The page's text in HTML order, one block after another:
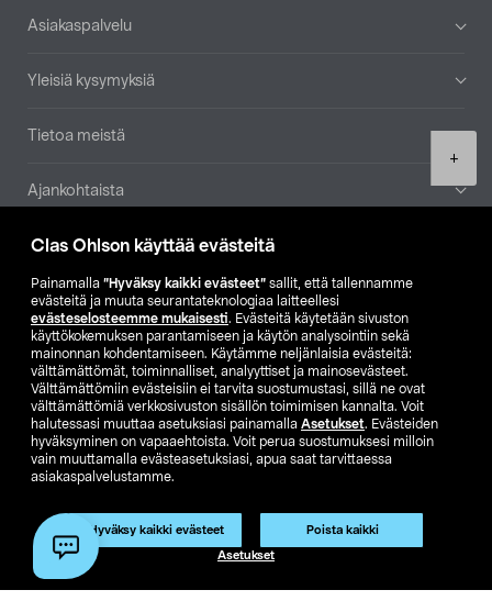
Clas Ohlson käyttää evästeitä
Painamalla ”Hyväksy kaikki evästeet” sallit, että tallennamme
evästeitä ja muuta seurantateknologiaa laitteellesi
evästeselosteemme mukaisesti. Evästeitä käytetään sivuston
käyttökokemuksen parantamiseen ja käytön analysointiin sekä
mainonnan kohdentamiseen. Käytämme neljänlaisia evästeitä:
välttämättömät, toiminnalliset, analyyttiset ja mainosevästeet.
Välttämättömiin evästeisiin ei tarvita suostumustasi, sillä ne ovat
välttämättömiä verkkosivuston sisällön toimimisen kannalta. Voit
halutessasi muuttaa asetuksiasi painamalla Asetukset. Evästeiden
hyväksyminen on vapaaehtoista. Voit perua suostumuksesi milloin
vain muuttamalla evästeasetuksiasi, apua saat tarvittaessa
asiakaspalvelustamme.
Hyväksy kaikki evästeet Poista kaikki
Asetukset
+
Alatunniste
Asiakaspalvelu
Yleisiä kysymyksiä
Tietoa meistä
Ajankohtaista
Muut yrityksemme
Etsi myymälä
SE NO FI
FI SV
Club Clas Ostoehdot
Tietosuojaseloste
Näytä hinnat ilman ALV:a